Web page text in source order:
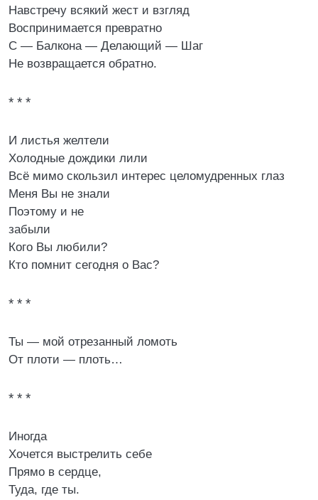
Навстречу всякий жест и взгляд
Воспринимается превратно
С — Балкона — Делающий — Шаг
Не возвращается обратно.
* * *
И листья желтели
Холодные дождики лили
Всё мимо скользил интерес целомудренных глаз
Меня Вы не знали
Поэтому и не
забыли
Кого Вы любили?
Кто помнит сегодня о Вас?
* * *
Ты — мой отрезанный ломоть
От плоти — плоть…
* * *
Иногда
Хочется выстрелить себе
Прямо в сердце,
Туда, где ты.